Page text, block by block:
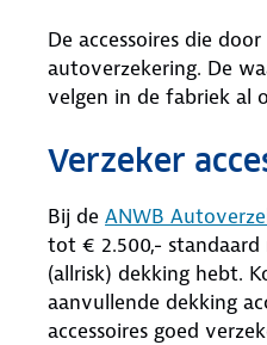
De accessoires die
autoverzekering. De
velgen in de fabriek al
Verzeker
Bij de ANWB
tot € 2.500,- standaard
(allrisk) dekking hebt.
aanvullende dekking
accessoires goed